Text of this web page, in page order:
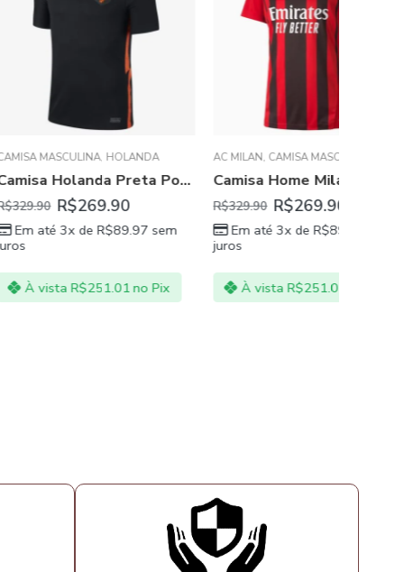
,REAL MADRID
,HOLANDA
Camisa Holanda Preta Polo Masculina 20/21
R$89.97sem
251.01 no Pix
AC MILAN CAMISA MASCULINA,CHAMPIONS LEAGUE
Camisa Home Milan Vermelha com Preto 21/22
269.90
Em até 3x deR$89.97sem
À vista 251.01 no Pix